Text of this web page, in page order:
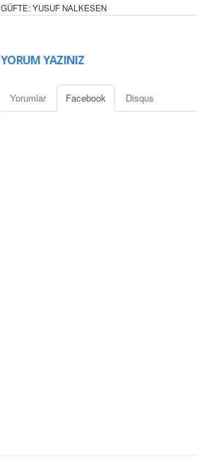
GÜFTE: YUSUF NALKESEN
***
Bilmem yüzün güldü mü, ayrıldık ayrılalı
Beni sorarsan eğer, gönlüm hâlâ yaralı
YORUM YAZINIZ
Yorumlar Facebook Disqus